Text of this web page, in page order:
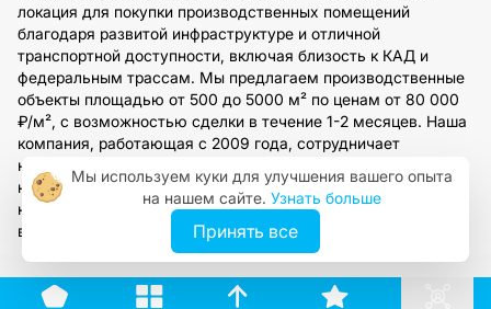
локация для покупки производственных помещений
благодаря развитой инфраструктуре и отличной
транспортной доступности, включая близость к КАД и
федеральным трассам. Мы предлагаем производственные
объекты площадью от 500 до 5000 м² по ценам от 80 000
₽/м², с возможностью сделки в течение 1-2 месяцев. Наша
компания, работающая с 2009 года, сотрудничает
напрямую с собственниками и предоставляет полное
юридическое сопровождение. Оставьте заявку на сайте, и
наши специалисты подберут оптимальный вариант под
ваши задачи.
Мы используем куки для улучшения вашего опыта
на нашем сайте. Узнать больше
Принять все